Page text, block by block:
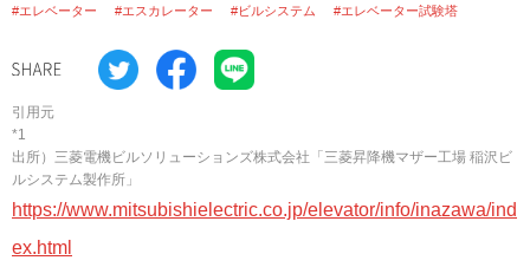
#エレベーター #エスカレーター #ビルシステム #エレベーター試験塔
引用元
*1
出所）三菱電機ビルソリューションズ株式会社「三菱昇降機マザー工場 稲沢ビ
ルシステム製作所」
https://www.mitsubishielectric.co.jp/elevator/info/inazawa/ind
ex.html